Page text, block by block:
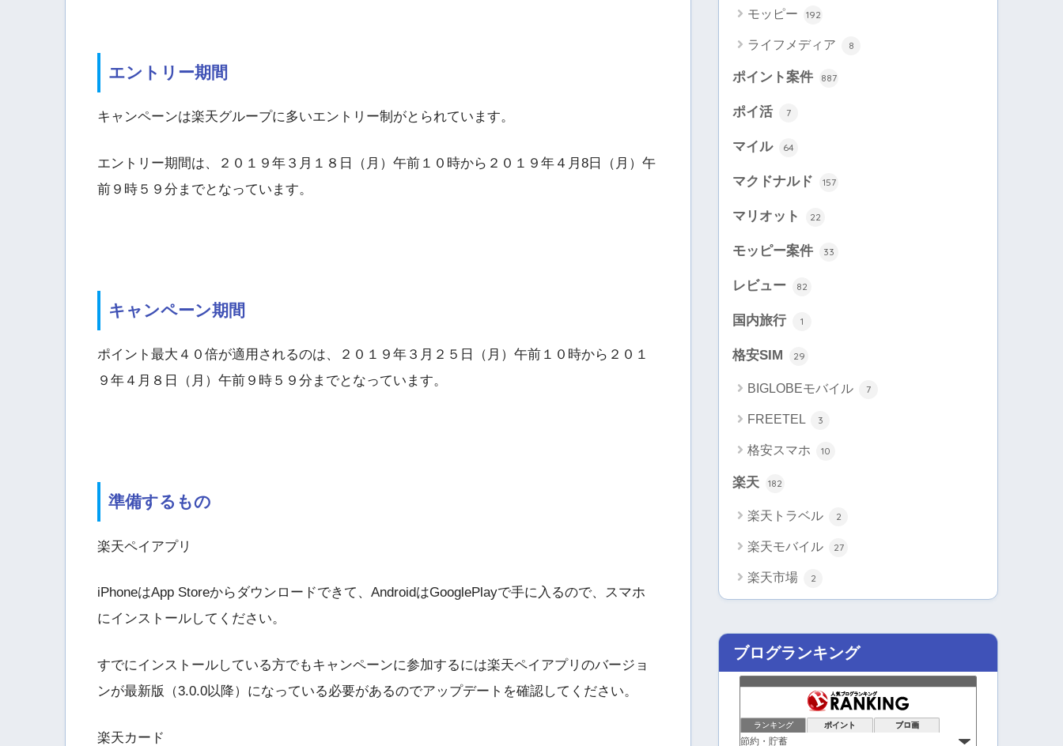
エントリー期間
キャンペーンは楽天グループに多いエントリー制がとられています。
エントリー期間は、２０１９年３月１８日（月）午前１０時から２０１９年４月8日（月）午
前９時５９分までとなっています。
キャンペーン期間
ポイント最大４０倍が適用されるのは、２０１９年３月２５日（月）午前１０時から２０１
９年４月８日（月）午前９時５９分までとなっています。
準備するもの
楽天ペイアプリ
iPhoneはApp Storeからダウンロードできて、AndroidはGooglePlayで手に入るので、スマホ
にインストールしてください。
すでにインストールしている方でもキャンペーンに参加するには楽天ペイアプリのバージョ
ンが最新版（3.0.0以降）になっている必要があるのでアップデートを確認してください。
楽天カード
モッピー 192
ライフメディア 8
ポイント案件 887
ポイ活 7
マイル 64
マクドナルド 157
マリオット 22
モッピー案件 33
レビュー 82
国内旅行 1
格安SIM 29
BIGLOBEモバイル 7
FREETEL 3
格安スマホ 10
楽天 182
楽天トラベル 2
楽天モバイル 27
楽天市場 2
ブログランキング
ランキング ポイント ブロ画